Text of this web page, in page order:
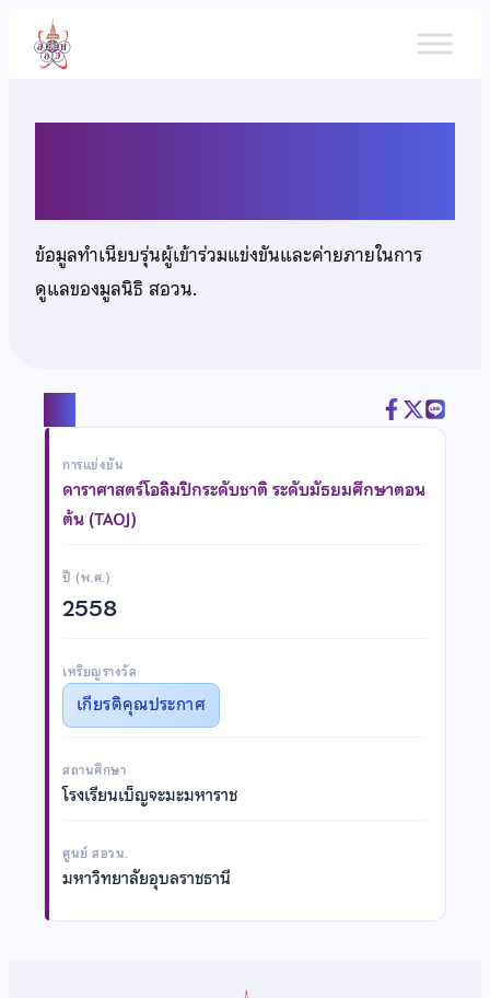
เนื้อหา
ข้อมูลทำเนียบรุ่นผู้เข้าร่วมแข่งขันและค่ายภายในการ
ดูแลของมูลนิธิ สอวน.
การแข่งขัน
ดาราศาสตร์โอลิมปิกระดับชาติ ระดับมัธยมศึกษาตอน
ต้น (TAOJ)
ปี (พ.ศ.)
2558
เหรียญรางวัล
เกียรติคุณประกาศ
สถานศึกษา
โรงเรียนเบ็ญจะมะมหาราช
ศูนย์ สอวน.
มหาวิทยาลัยอุบลราชธานี